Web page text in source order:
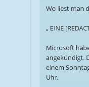
Wo liest man
„ EINE
Microsoft
angekündigt.
einem
Uhr.